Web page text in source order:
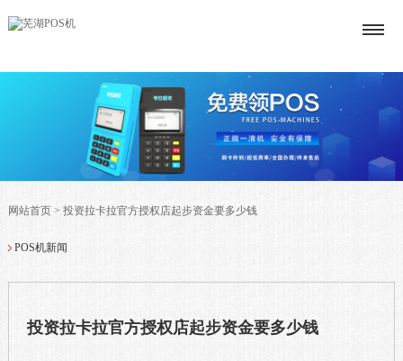
网站首页> 投资拉卡拉官方授权店起步资金要多少钱
POS机新闻
投资拉卡拉官方授权店起步资金要多少钱